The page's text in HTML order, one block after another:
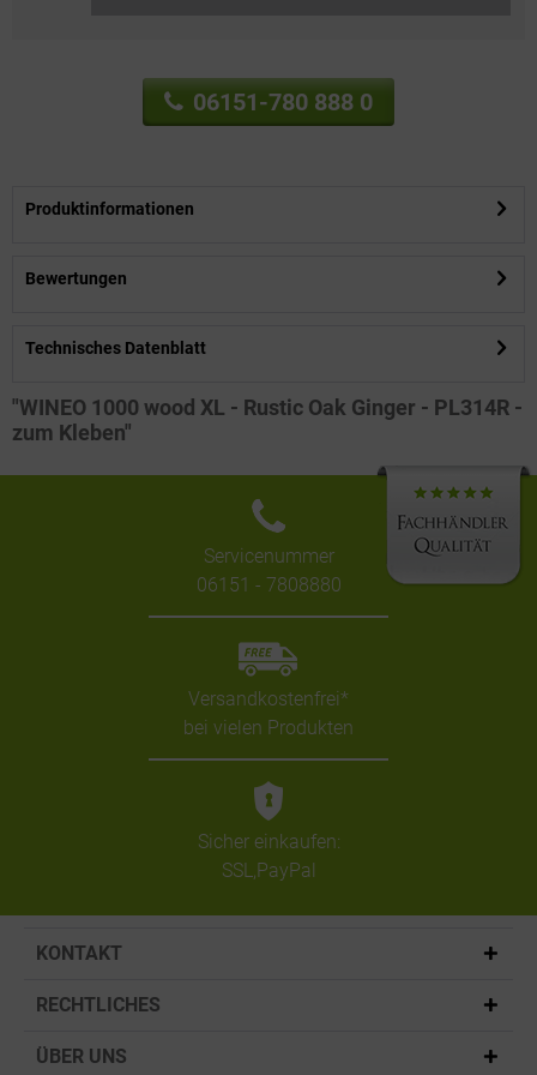
06151-780 888 0
Produktinformationen
Bewertungen
Technisches Datenblatt
"WINEO 1000 wood XL - Rustic Oak Ginger - PL314R -
zum Kleben"
Servicenummer
06151 - 7808880
Versandkostenfrei*
bei vielen Produkten
Sicher einkaufen:
SSL,PayPal
KONTAKT
RECHTLICHES
ÜBER UNS